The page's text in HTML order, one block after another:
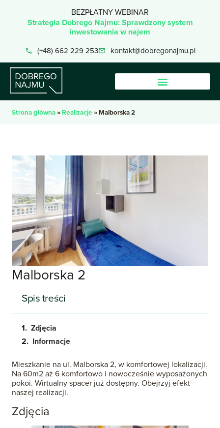
BEZPŁATNY WEBINAR
Strategia Dobrego Najmu: Sprawdzony system
inwestowania w najem
(+48) 662 229 253 kontakt@dobregonajmu.pl
Strona główna» Realizacje » Malborska 2
Malborska 2
Spis treści
Zdjęcia
Informacje
Mieszkanie na ul. Malborska 2, w komfortowej lokalizacji.
Na 60m2 aż 6 komfortowo i nowocześnie wyposażonych
pokoi. Wirtualny spacer już dostępny. Obejrzyj efekt
naszej realizacji.
Zdjęcia